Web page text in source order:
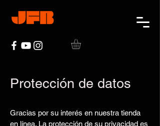
Protección de datos
Gracias por su interés en nuestra tienda
en línea. La protección de su privacidad es